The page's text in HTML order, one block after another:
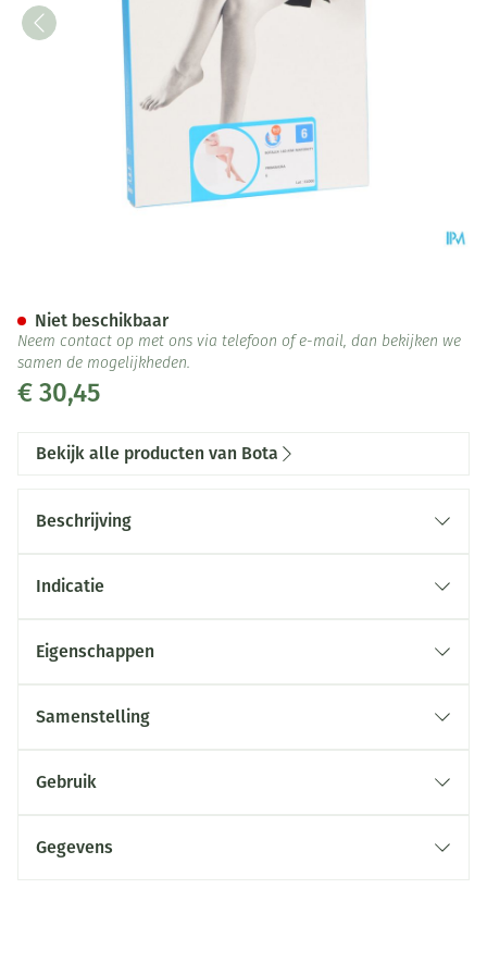
€ 30,45
Niet beschikbaar
Neem contact op met ons via telefoon of e-mail, dan bekijken we
samen de mogelijkheden.
Bekijk alle producten van Bota
Beschrijving
Indicatie
Eigenschappen
Samenstelling
Gebruik
Gegevens